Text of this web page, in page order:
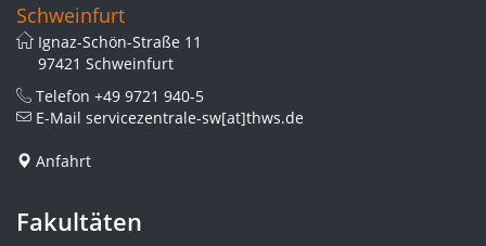
Schweinfurt
Ignaz-Schön-Straße 11
97421 Schweinfurt
Telefon +49 9721 940-5
E-Mail servicezentrale-sw[at]thws.de
Anfahrt
Fakultäten